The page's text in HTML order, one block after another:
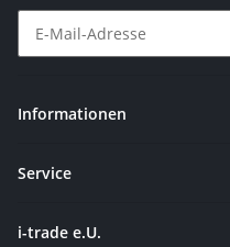
Informationen
Service
i-trade e.U.